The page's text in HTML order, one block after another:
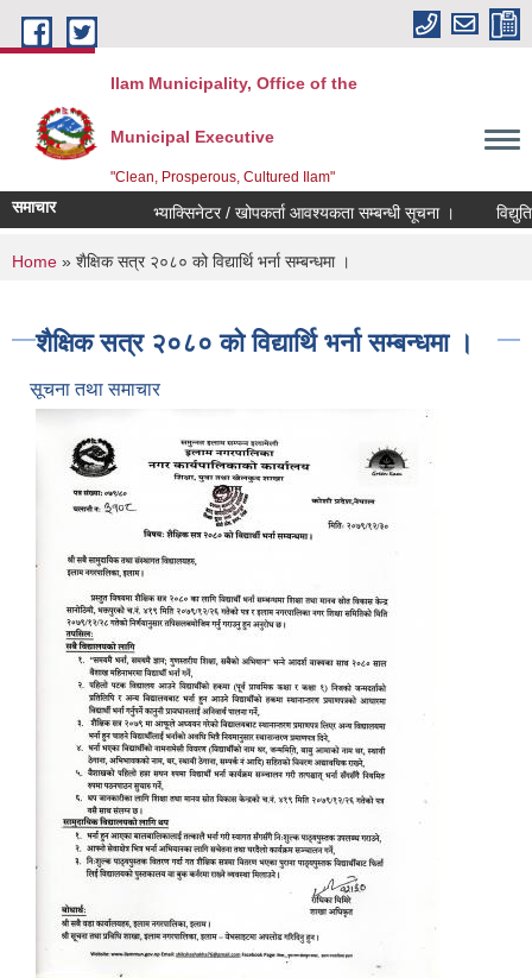
Skip to main content
Ilam Municipality, Office of the
Municipal Executive
"Clean, Prosperous, Cultured Ilam"
समाचार भ्याक्सिनेटर / खोपकर्ता आवश्यकता सम्बन्धी सूचना । विद्युतिय
You are here
Home » शैक्षिक सत्र २०८० को विद्यार्थि भर्ना सम्बन्धमा ।
शैक्षिक सत्र २०८० को विद्यार्थि भर्ना सम्बन्धमा ।
सूचना तथा समाचार